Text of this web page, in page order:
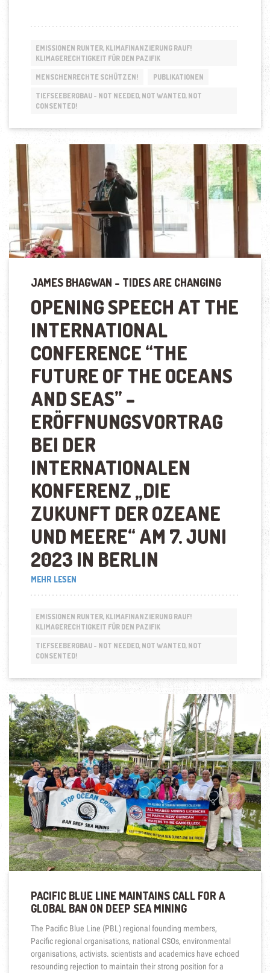
EMISSIONEN RUNTER, KLIMAFINANZIERUNG RAUF!
KLIMAGERECHTIGKEIT FÜR DEN PAZIFIK
MENSCHENRECHTE SCHÜTZEN! PUBLIKATIONEN
TIEFSEEBERGBAU - NOT NEEDED, NOT WANTED, NOT
CONSENTED!
JAMES BHAGWAN – TIDES ARE CHANGING
OPENING SPEECH AT THE
INTERNATIONAL
CONFERENCE“THE
FUTURE OF THE OCEANS
AND SEAS”–
ERÖFFNUNGSVORTRAG
BEI DER
INTERNATIONALEN
KONFERENZ„DIE
ZUKUNFT DER OZEANE
UND MEERE“AM 7. JUNI
2023 IN BERLIN
MEHR LESEN„JAMES
TIDES
ARE
EMISSIONEN RUNTER, KLIMAFINANZIERUNG RAUF!
KLIMAGERECHTIGKEIT FÜR DEN PAZIFIK
TIEFSEEBERGBAU - NOT NEEDED, NOT WANTED, NOT
CONSENTED!
PACIFIC BLUE LINE MAINTAINS CALL FOR A
GLOBAL BAN ON DEEP SEA MINING
The Pacific Blue Line (PBL) regional founding members,
Pacific regional organisations, national CSOs, environmental
organisations, activists. scientists and academics have echoed
resounding rejection to maintain their strong position for a